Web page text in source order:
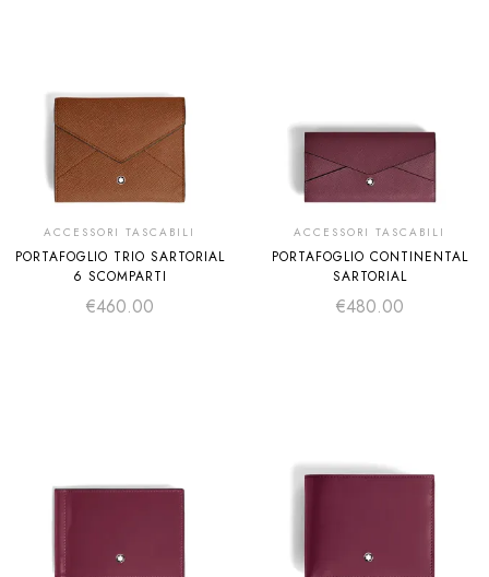
ACCESSORI TASCABILI
PORTAFOGLIO TRIO SARTORIAL
6 SCOMPARTI
€460.00
ACCESSORI TASCABILI
PORTAFOGLIO CONTINENTAL
SARTORIAL
€480.00